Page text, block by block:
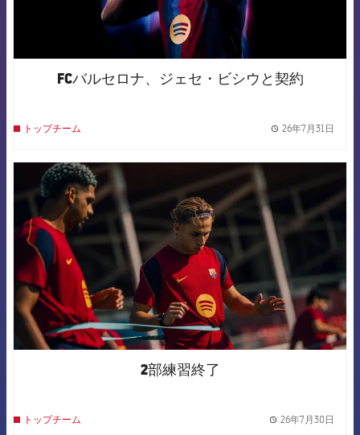
FCバルセロナ、ジェセ・ビシウと契約
トップチーム 26年7月31日
FCB Barcelona badge
2部練習終了
トップチーム 26年7月30日